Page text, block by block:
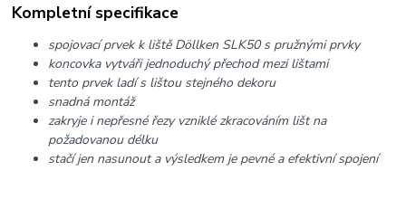
Kompletní specifikace
spojovací prvek k liště Döllken SLK50 s pružnými prvky
koncovka vytváři jednoduchý přechod mezi lištami
tento prvek ladí s lištou stejného dekoru
snadná montáž
zakryje i nepřesné řezy vzniklé zkracováním lišt na
požadovanou délku
stačí jen nasunout a výsledkem je pevné a efektivní spojení